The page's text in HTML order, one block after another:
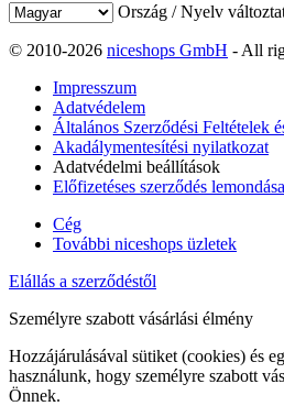
Ország / Nyelv
© 2010-2026 niceshops GmbH - All
Impresszum
Adatvédelem
Általános Szerződési Feltételek
Akadálymentesítési nyilatkozat
Adatvédelmi beállítások
Előfizetéses szerződés
Cég
További niceshops üzletek
Elállás a szerződéstől
Személyre szabott vásárlási élmény
Hozzájárulásával sütiket (cookies) és
használunk, hogy személyre szabott
Önnek.